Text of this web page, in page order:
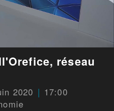
réseau
2020
17:00